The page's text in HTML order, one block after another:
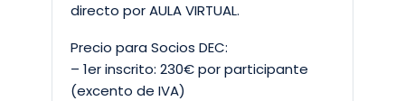
directo por AULA VIRTUAL.
Precio para Socios DEC:
– 1er inscrito: 230€ por participante
(excento de IVA)